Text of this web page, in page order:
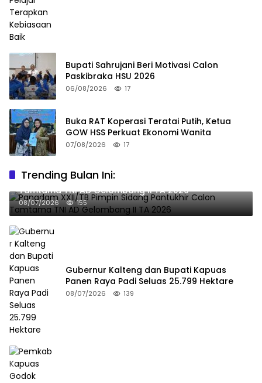
Bupati Sahrujani Beri Motivasi Calon
Paskibraka HSU 2026
06/08/2026 17
Buka RAT Koperasi Teratai Putih, Ketua
GOW HSS Perkuat Ekonomi Wanita
07/08/2026 17
Trending Bulan Ini:
Pangdam XXII/TB Pimpin Sidang Pantukhir Calon
Tamtama TNI AD Gelombang II TA 2026
08/07/2026 155
Gubernur Kalteng dan Bupati Kapuas
Panen Raya Padi Seluas 25.799 Hektare
08/07/2026 139